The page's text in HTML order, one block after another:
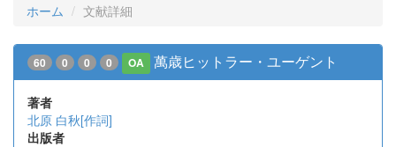
ホーム 文献詳細
60 0 0 0 OA 萬歳ヒットラー・ユーゲント
著者
北原 白秋[作詞]
出版者